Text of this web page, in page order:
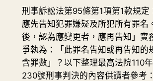
刑事訴訟法第95條第1項第1款規定
應先告知犯罪嫌疑及所犯所有罪名
後，認為應變更者，應再告知」實
爭執為：「此罪名告知或再告知的
含罪數」？以下整理最高法院110
230號刑事判決的內容供讀者參考：